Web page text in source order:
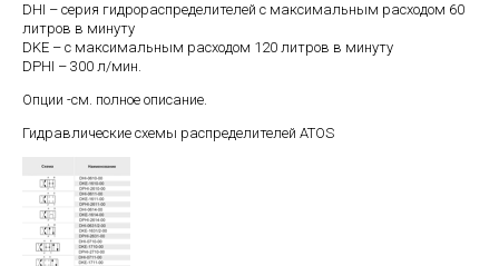
DHI – серия гидрораспределителей с максимальным расходом 60
литров в минуту
DKE – с максимальным расходом 120 литров в минуту
DPHI – 300 л/мин.
Опции -см. полное описание.
Гидравлические схемы распределителей ATOS